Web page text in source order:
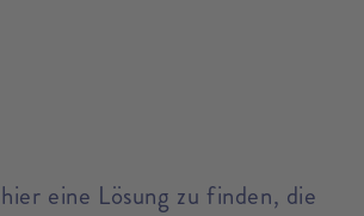
eine Lösung zu finden, die